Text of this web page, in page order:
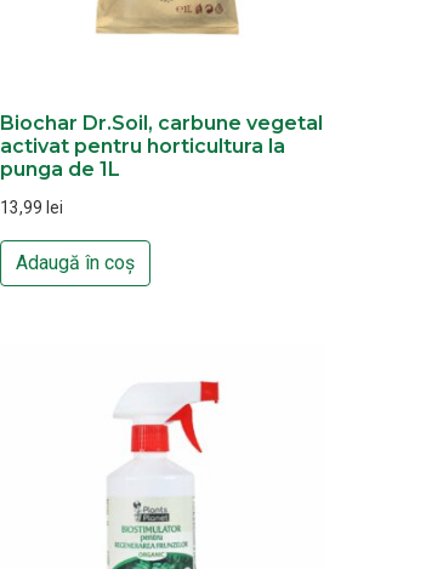
Biochar Dr.Soil, carbune vegetal
activat pentru horticultura la
punga de 1L
13,99 lei
Adaugă în coș